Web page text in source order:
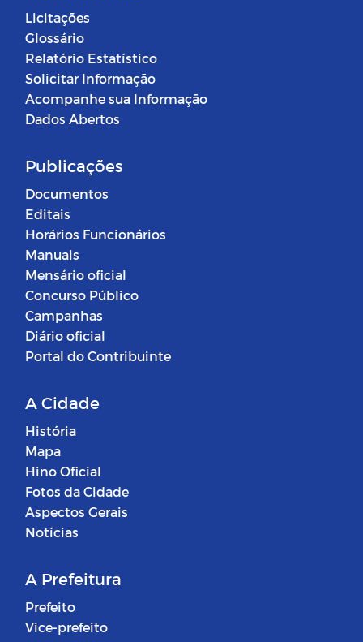
Licitações
Glossário
Relatório Estatístico
Solicitar Informação
Acompanhe sua Informação
Dados Abertos
Publicações
Documentos
Editais
Horários Funcionários
Manuais
Mensário oficial
Concurso Público
Campanhas
Diário oficial
Portal do Contribuinte
A Cidade
História
Mapa
Hino Oficial
Fotos da Cidade
Aspectos Gerais
Notícias
A Prefeitura
Prefeito
Vice-prefeito